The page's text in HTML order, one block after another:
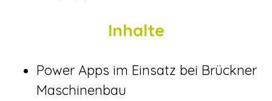
Inhalte
Power Apps im Einsatz bei Brückner
Maschinenbau